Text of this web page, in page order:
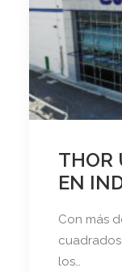
THOR
EN
Con más
los…